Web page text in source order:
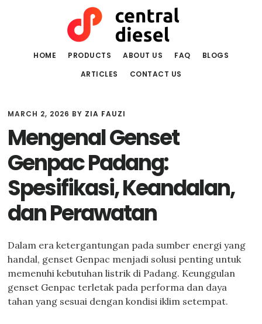
HOME PRODUCTS ABOUT US FAQ
BLOGS
ARTICLES
CONTACT US
MARCH 2, 2026 BY ZIA FAUZI
Mengenal Genset
Genpac Padang:
Spesifikasi, Keandalan,
dan Perawatan
Dalam era ketergantungan pada sumber energi yang
handal, genset Genpac menjadi solusi penting untuk
memenuhi kebutuhan listrik di Padang. Keunggulan
genset Genpac terletak pada performa dan daya
tahan yang sesuai dengan kondisi iklim setempat.